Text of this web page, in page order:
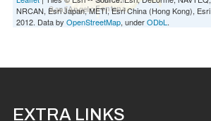
NRCAN, Esri Japan, METI, Esri China (Hong Kong),
2012. Data by OpenStreetMap, underODbL .
EXTRA LINKS